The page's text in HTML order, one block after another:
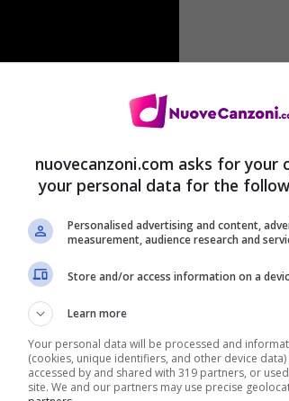
i loro nomi, così mi sono
parte del cast. Visto che mi
come segno di
fonte.
nuovecanzoni.com asks for your
your personal data for the
Personalised advertising and content,
measurement, audience research and
Store and/or access information on a
Learn more
Your personal data will be processed and
(cookies, unique identifiers, and other device
accessed by and shared with 319 partners, or
site. We and our partners may use precise